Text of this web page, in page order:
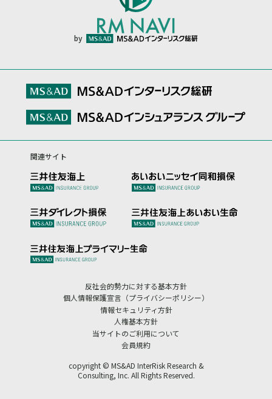
by
関連サイト
反社会的勢力に対する基本方針
個人情報保護宣言（プライバシーポリシー）
情報セキュリティ方針
人権基本方針
当サイトのご利用について
会員規約
copyright © MS&AD InterRisk Research &
Consulting, Inc. All Rights Reserved.